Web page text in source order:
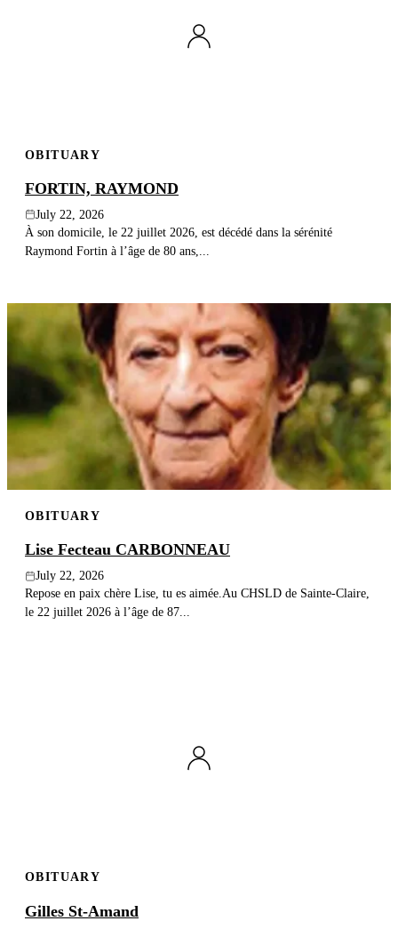
OBITUARY
FORTIN, RAYMOND
July 22, 2026
À son domicile, le 22 juillet 2026, est décédé dans la sérénité
Raymond Fortin à l’âge de 80 ans,...
OBITUARY
Lise Fecteau CARBONNEAU
July 22, 2026
Repose en paix chère Lise, tu es aimée.Au CHSLD de Sainte-Claire,
le 22 juillet 2026 à l’âge de 87...
OBITUARY
Gilles St-Amand